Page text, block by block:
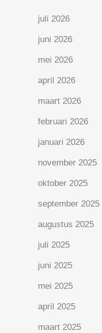
juli 2026
juni 2026
mei 2026
april 2026
maart 2026
februari 2026
januari 2026
november 2025
oktober 2025
september 2025
augustus 2025
juli 2025
juni 2025
mei 2025
april 2025
maart 2025